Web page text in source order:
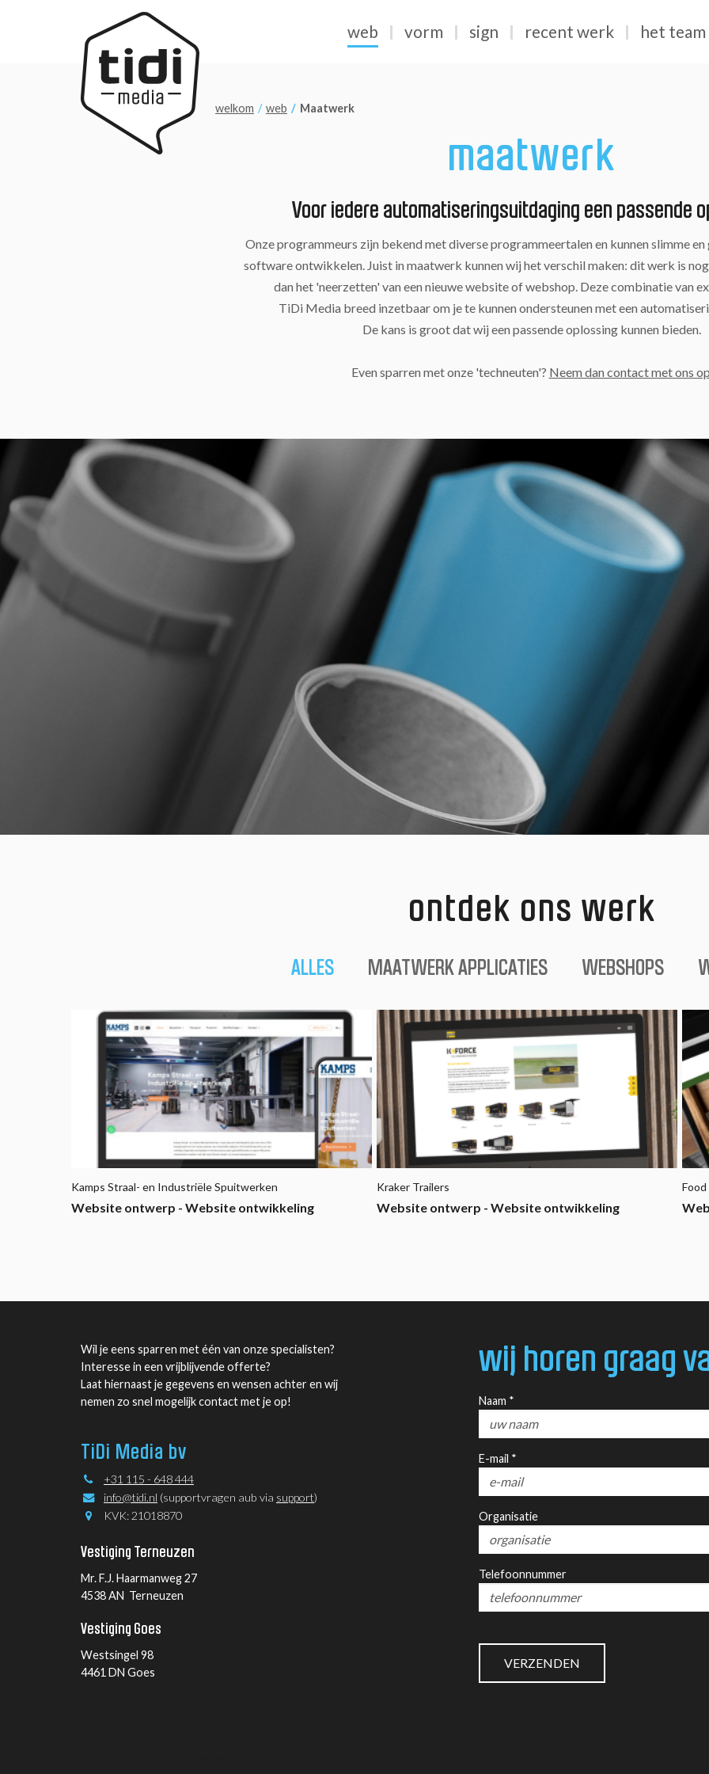
web vorm sign recent werk het team
welkom web Maatwerk
maatwerk
Voor iedere automatiseringsuitdaging een passende
Onze programmeurs zijn bekend met diverse programmeertalen en kunnen slimme
software ontwikkelen. Juist in maatwerk kunnen wij het verschil maken: dit werk is
dan het 'neerzetten' van een nieuwe website of webshop. Deze combinatie van
TiDi Media breed inzetbaar om je te kunnen ondersteunen met een
De kans is groot dat wij een passende oplossing kunnen bieden.
Even sparren met onze 'techneuten'? Neem dan contact met ons
ontdek ons werk
ALLES MAATWERK APPLICATIES WEBSHOPS
Kamps Straal- en Industriële Spuitwerken
Website ontwerp - Website ontwikkeling
Kraker Trailers
Website ontwerp - Website ontwikkeling
Wil je eens sparren met één van onze specialisten?
Interesse in een vrijblijvende offerte?
Laat hiernaast je gegevens en wensen achter en wij
nemen zo snel mogelijk contact met je op!
TiDi Media bv
+31 115 - 648 444
info@tidi.nl (supportvragen aub via support)
KVK: 21018870
Vestiging Terneuzen
Mr. F.J. Haarmanweg 27
4538 AN Terneuzen
Vestiging Goes
Westsingel 98
4461 DN Goes
wij horen graag
Naam *
E-mail *
Organisatie
Telefoonnummer